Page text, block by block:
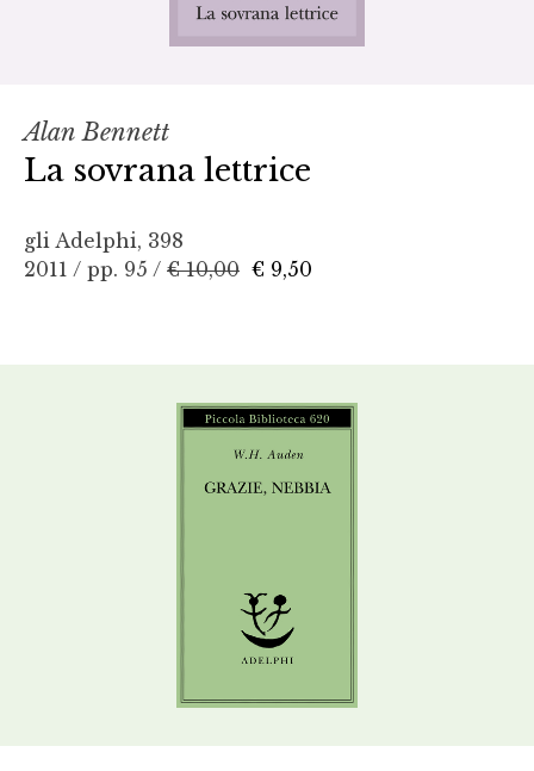
Alan Bennett
La sovrana lettrice
gli Adelphi, 398
2011 / pp. 95 / € 10,00 € 9,50